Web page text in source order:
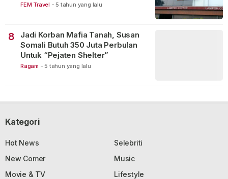
FEM Travel - 5 tahun yang lalu
8
Jadi Korban Mafia Tanah, Susan
Somali Butuh 350 Juta Perbulan
Untuk “Pejaten Shelter”
Ragam - 5 tahun yang lalu
Kategori
Hot News
Selebriti
New Comer
Music
Movie & TV
Lifestyle